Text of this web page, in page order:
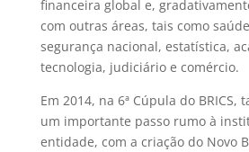
financeira global e,
com outras áreas, tais como
segurança nacional, estatística,
tecnologia, judiciário e comércio.
Em 2014, na 6ª Cúpula do BRICS,
um importante passo rumo à
entidade, com a criação do Novo